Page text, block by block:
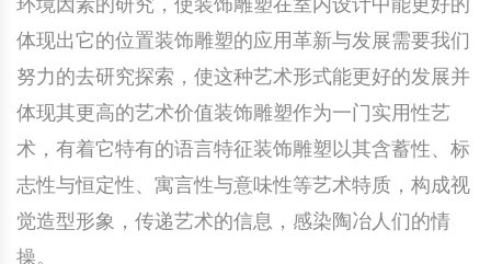
环境因素的研究，使装饰雕塑在室内设计中能更好的
体现出它的位置装饰雕塑的应用革新与发展需要我们
努力的去研究探索，使这种艺术形式能更好的发展并
体现其更高的艺术价值装饰雕塑作为一门实用性艺
术，有着它特有的语言特征装饰雕塑以其含蓄性、标
志性与恒定性、寓言性与意味性等艺术特质，构成视
觉造型形象，传递艺术的信息，感染陶冶人们的情
操。